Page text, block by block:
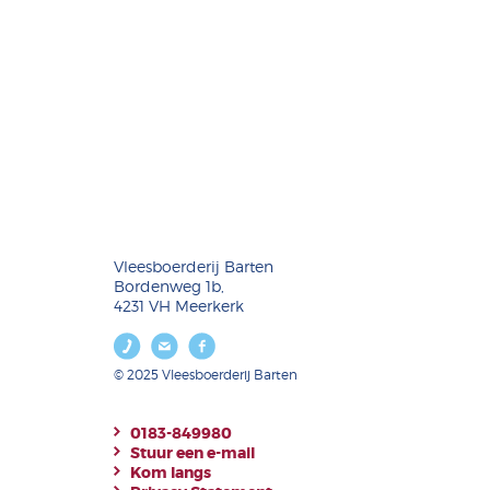
Vleesboerderij Barten
Bordenweg 1b,
4231 VH Meerkerk
© 2025 Vleesboerderij Barten
0183-849980
Stuur een e-mail
Kom langs